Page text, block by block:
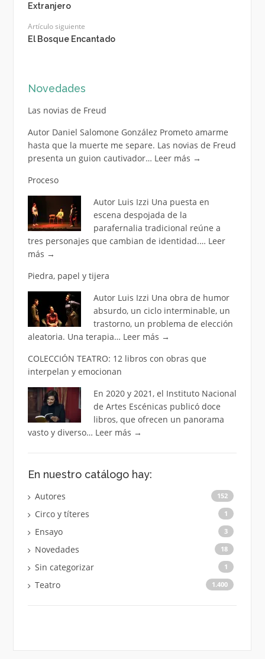
Extranjero
Artículo siguiente
El Bosque Encantado
Novedades
Las novias de Freud
Autor Daniel Salomone González Prometo amarme
hasta que la muerte me separe. Las novias de Freud
presenta un guion cautivador… Leer más →
Proceso
Autor Luis Izzi Una puesta en
escena despojada de la
parafernalia tradicional reúne a
tres personajes que cambian de identidad.… Leer
más →
Piedra, papel y tijera
Autor Luis Izzi Una obra de humor
absurdo, un ciclo interminable, un
trastorno, un problema de elección
aleatoria. Una terapia… Leer más →
COLECCIÓN TEATRO: 12 libros con obras que
interpelan y emocionan
En 2020 y 2021, el Instituto Nacional
de Artes Escénicas publicó doce
libros, que ofrecen un panorama
vasto y diverso… Leer más →
En nuestro catálogo hay:
Autores 152
Circo y títeres 1
Ensayo 3
Novedades 18
Sin categorizar 1
Teatro 1.400